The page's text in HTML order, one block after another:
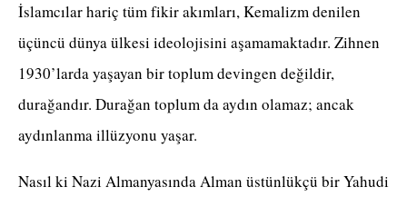
İslamcılar hariç tüm fikir akımları, Kemalizm denilen
üçüncü dünya ülkesi ideolojisini aşamamaktadır. Zihnen
1930’larda yaşayan bir toplum devingen değildir,
durağandır. Durağan toplum da aydın olamaz; ancak
aydınlanma illüzyonu yaşar.
Nasıl ki Nazi Almanyasında Alman üstünlükçü bir Yahudi